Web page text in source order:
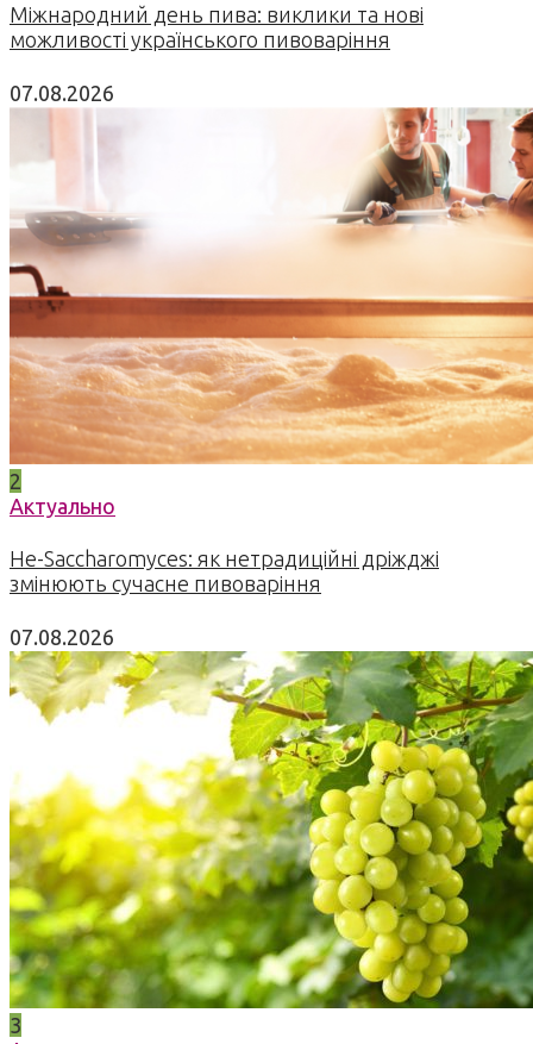
Міжнародний день пива: виклики та нові
можливості українського пивоваріння
07.08.2026
2
Актуально
Не-Saccharomyces: як нетрадиційні дріжджі
змінюють сучасне пивоваріння
07.08.2026
3